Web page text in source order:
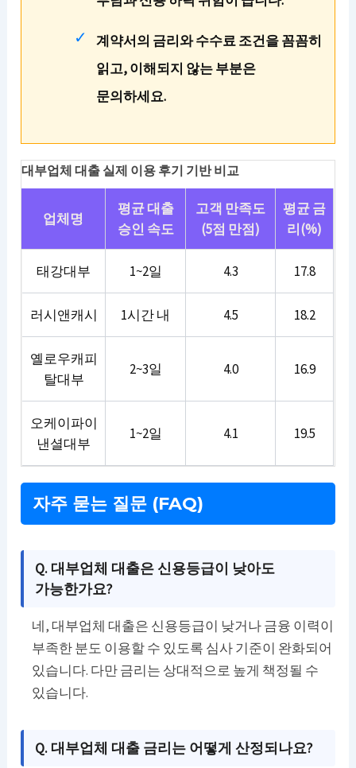
계약서의 금리와 수수료 조건을 꼼꼼히
읽고, 이해되지 않는 부분은
문의하세요.
대부업체 대출 실제 이용 후기 기반 비교
업체명
평균 대출
승인 속도
고객 만족도
(5점 만점)
평균 금
리(%)
태강대부 1~2일 4.3 17.8
러시앤캐시 1시간 내 4.5 18.2
옐로우캐피
탈대부
2~3일 4.0 16.9
오케이파이
낸셜대부
1~2일 4.1 19.5
자주 묻는 질문 (FAQ)
Q. 대부업체 대출은 신용등급이 낮아도
가능한가요?
네, 대부업체 대출은 신용등급이 낮거나 금융 이력이
부족한 분도 이용할 수 있도록 심사 기준이 완화되어
있습니다. 다만 금리는 상대적으로 높게 책정될 수
있습니다.
Q. 대부업체 대출 금리는 어떻게 산정되나요?